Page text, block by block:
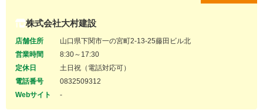
株式会社大村建設
店舗住所
山口県下関市一の宮町2-13-25藤田ビル北
営業時間
8:30～17:30
定休日
土日祝（電話対応可）
電話番号
0832509312
Webサイト
-